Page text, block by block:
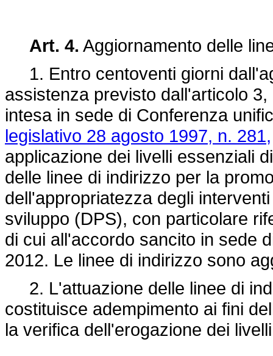
Art. 4. Aggiornamento delle
1. Entro centoventi giorni
assistenza previsto dall'articolo
intesa in sede di Conferenza
legislativo 28 agosto 1997, n. 281,
applicazione dei livelli essenziali
delle linee di indirizzo per la
dell'appropriatezza degli
sviluppo (DPS), con particolare
di cui all'accordo sancito in sede
2012. Le linee di indirizzo sono
2. L'attuazione delle linee di
costituisce adempimento ai fini
la verifica dell'erogazione dei